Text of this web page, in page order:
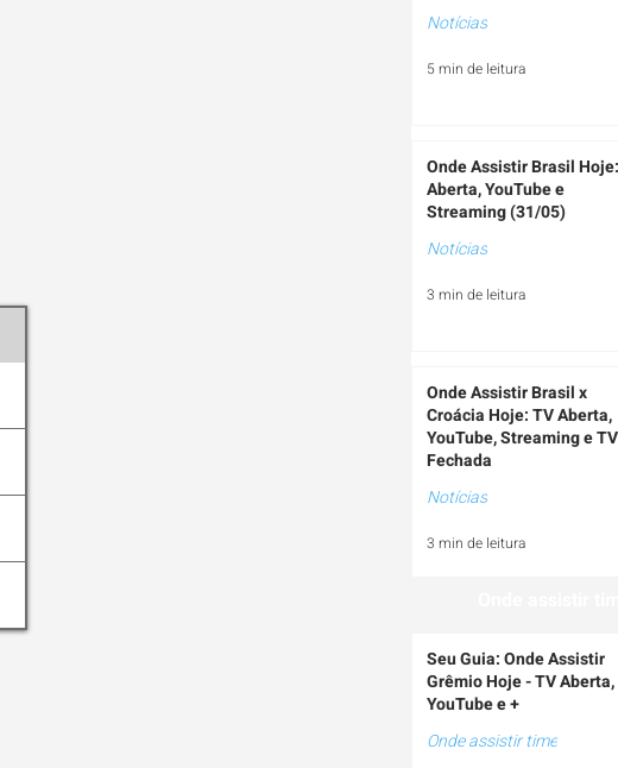
Notícias
5 min de leitura
Onde Assistir Brasil
Aberta, YouTube e
Streaming (31/05)
Notícias
3 min de leitura
Onde Assistir Brasil x
Croácia Hoje: TV Aberta,
YouTube, Streaming e TV
Fechada
Notícias
3 min de leitura
Seu Guia: Onde Assistir
Grêmio Hoje - TV Aberta,
YouTube e +
Onde assistir time